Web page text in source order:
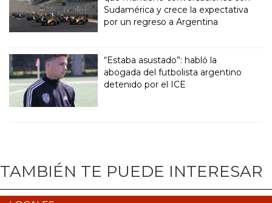
Sudamérica y crece la expectativa
por un regreso a Argentina
“Estaba asustado”: habló la
abogada del futbolista argentino
detenido por el ICE
TAMBIÉN TE PUEDE INTERESAR